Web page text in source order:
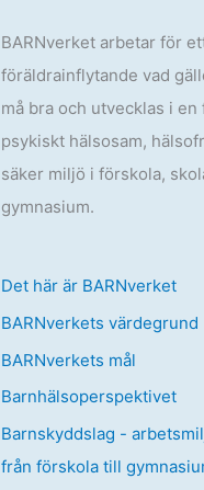
BARNverket arbetar för
föräldrainflytande vad
må bra och utvecklas i en
psykiskt hälsosam,
säker miljö i förskola,
gymnasium.
Det här är BARNverket
BARNverkets värdegrund
BARNverkets mål
Barnhälsoperspektivet
Barnskyddslag -
från förskola till